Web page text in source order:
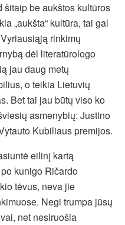
be aukštos kultūros
„aukšta“ kultūra, tai gal
rinkimų
dėl literatūrologo
jau daug metų
o teikia Lietuvių
Bet tai jau būtų viso ko
asmenybių: Justino
Kubiliaus premijos.
eilinį kartą
kunigo Ričardo
tėvus, neva jie
Negi trumpa jūsų
net nesiruošia